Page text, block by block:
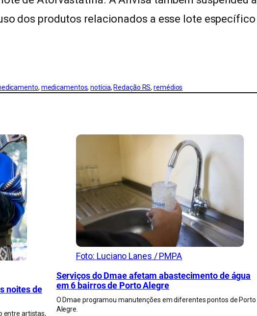
dos produtos relacionados a esse lote específico
, medicamentos, notícia, Redação RS, remédios
noites de
entre artistas,
Foto: Luciano Lanes / PMPA
Serviços do Dmae afetam abastecimento de água
em 6 bairros de Porto Alegre
O Dmae programou manutenções em diferentes pontos de Porto
Alegre.